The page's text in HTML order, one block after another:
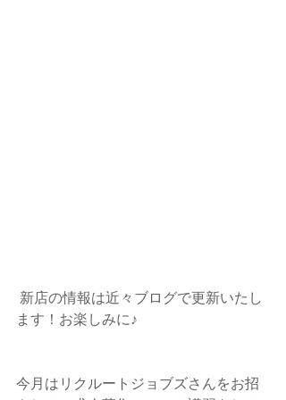
ます！お楽しみに♪
今月はリクルートジョブズさんをお招